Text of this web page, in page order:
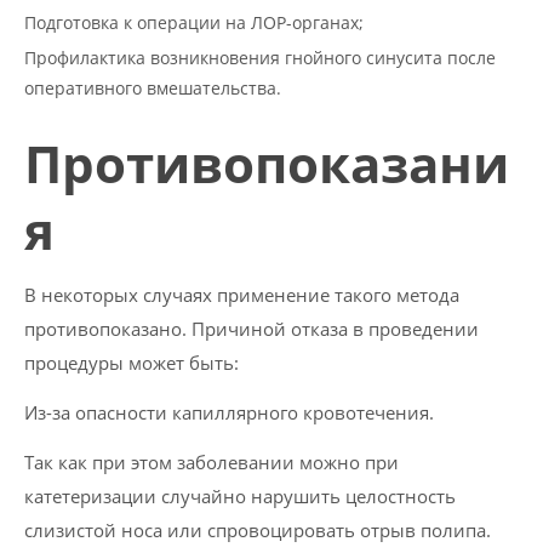
Подготовка к операции на ЛОР-органах;
Профилактика возникновения гнойного синусита после
оперативного вмешательства.
Противопоказани
я
В некоторых случаях применение такого метода
противопоказано. Причиной отказа в проведении
процедуры может быть:
Из-за опасности капиллярного кровотечения.
Так как при этом заболевании можно при
катетеризации случайно нарушить целостность
слизистой носа или спровоцировать отрыв полипа.